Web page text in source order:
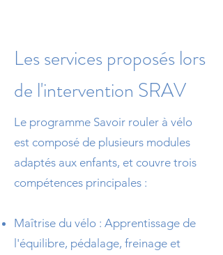
Les services proposés lors
de l'intervention SRAV
Le programme Savoir rouler à vélo
est composé de plusieurs modules
adaptés aux enfants, et couvre trois
compétences principales :
Maîtrise du vélo : Apprentissage de
l'équilibre, pédalage, freinage et